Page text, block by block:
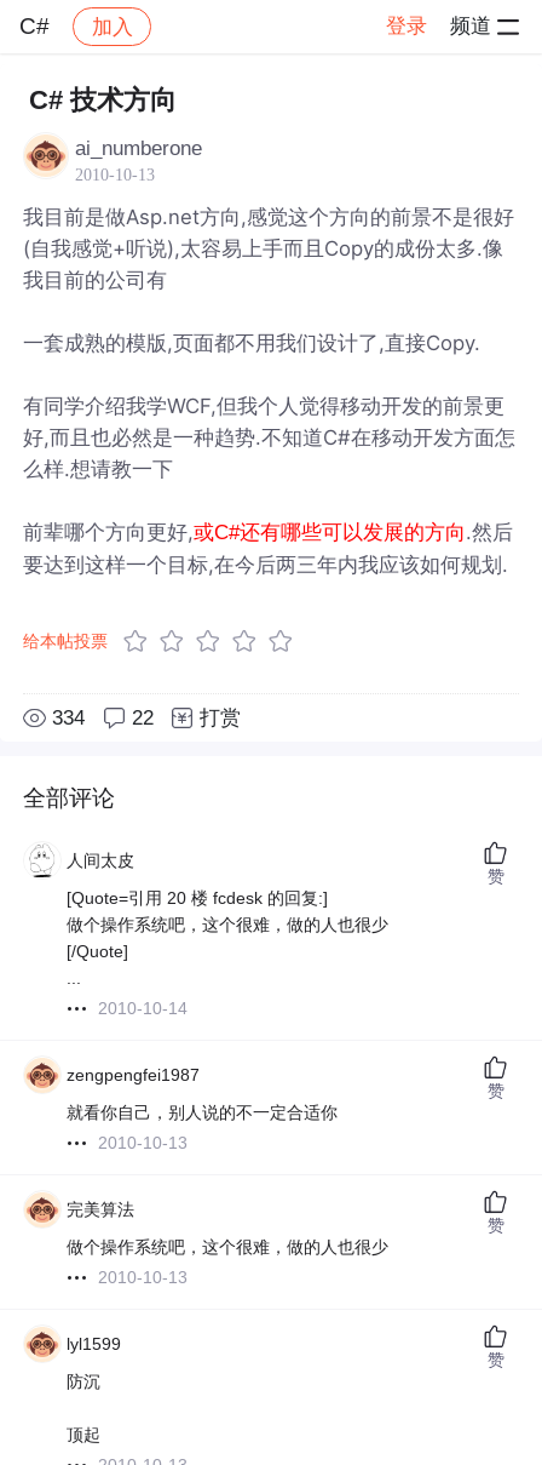
C# 加入 登录 频道
社区 C#
C# 技术方向
ai_numberone
2010-10-13
我目前是做Asp.net方向,感觉这个方向的前景不是很好
(自我感觉+听说),太容易上手而且Copy的成份太多.像
我目前的公司有
一套成熟的模版,页面都不用我们设计了,直接Copy.
有同学介绍我学WCF,但我个人觉得移动开发的前景更
好,而且也必然是一种趋势.不知道C#在移动开发方面怎
么样.想请教一下
前辈哪个方向更好,或C#还有哪些可以发展的方向.然后
要达到这样一个目标,在今后两三年内我应该如何规划.
给本帖投票
334 22 打赏
全部评论
人间太皮
[Quote=引用 20 楼 fcdesk 的回复:]
做个操作系统吧，这个很难，做的人也很少
[/Quote]
...
2010-10-14
赞
zengpengfei1987
就看你自己，别人说的不一定合适你
2010-10-13
赞
完美算法
做个操作系统吧，这个很难，做的人也很少
2010-10-13
赞
lyl1599
防沉
顶起
赞